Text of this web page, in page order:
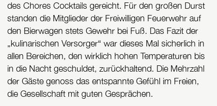
des Chores Cocktails gereicht. Für den großen Durst
standen die Mitglieder der Freiwilligen Feuerwehr auf
den Bierwagen stets Gewehr bei Fuß. Das Fazit der
„kulinarischen Versorger“ war dieses Mal sicherlich in
allen Bereichen, den wirklich hohen Temperaturen bis
in die Nacht geschuldet, zurückhaltend. Die Mehrzahl
der Gäste genoss das entspannte Gefühl im Freien,
die Gesellschaft mit guten Gesprächen.